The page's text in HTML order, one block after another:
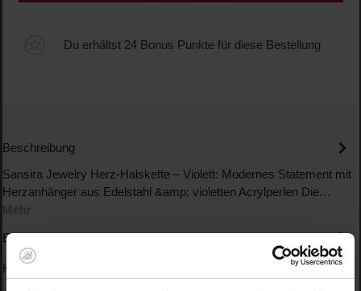
Du erhältst 24 Bonus Punkte für diese Bestellung
Beschreibung
Sansira Jewelry Herz-Halskette – Violett: Modernes Statement mit
Herzanhänger aus Edelstahl &amp; violetten Acrylperlen Die…
Mehr
Eigenschaften
Hersteller